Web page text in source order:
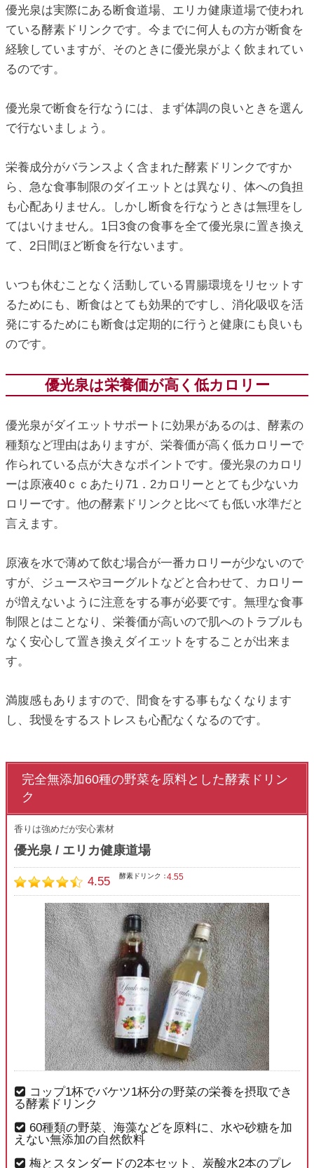
優光泉は実際にある断食道場、エリカ健康道場で使われ
ている酵素ドリンクです。今までに何人もの方が断食を
経験していますが、そのときに優光泉がよく飲まれてい
るのです。
優光泉で断食を行なうには、まず体調の良いときを選ん
で行ないましょう。
栄養成分がバランスよく含まれた酵素ドリンクですか
ら、急な食事制限のダイエットとは異なり、体への負担
も心配ありません。しかし断食を行なうときは無理をし
てはいけません。1日3食の食事を全て優光泉に置き換え
て、2日間ほど断食を行ないます。
いつも休むことなく活動している胃腸環境をリセットす
るためにも、断食はとても効果的ですし、消化吸収を活
発にするためにも断食は定期的に行うと健康にも良いも
のです。
優光泉は栄養価が高く低カロリー
優光泉がダイエットサポートに効果があるのは、酵素の
種類など理由はありますが、栄養価が高く低カロリーで
作られている点が大きなポイントです。優光泉のカロリ
ーは原液40ｃｃあたり71．2カロリーととても少ないカ
ロリーです。他の酵素ドリンクと比べても低い水準だと
言えます。
原液を水で薄めて飲む場合が一番カロリーが少ないので
すが、ジュースやヨーグルトなどと合わせて、カロリー
が増えないように注意をする事が必要です。無理な食事
制限とはことなり、栄養価が高いので肌へのトラブルも
なく安心して置き換えダイエットをすることが出来ま
す。
満腹感もありますので、間食をする事もなくなります
し、我慢をするストレスも心配なくなるのです。
完全無添加60種の野菜を原料とした酵素ドリン
ク
香りは強めだが安心素材
優光泉 / エリカ健康道場
4.55 酵素ドリンク：4.55
コップ1杯でバケツ1杯分の野菜の栄養を摂取でき
る酵素ドリンク
60種類の野菜、海藻などを原料に、水や砂糖を加
えない無添加の自然飲料
梅とスタンダードの2本セット、炭酸水2本のプレ